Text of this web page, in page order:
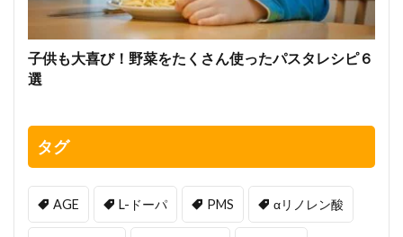
子供も大喜び！野菜をたくさん使ったパスタレシピ６
選
タグ
AGE L-ドーパ PMS αリノレン酸